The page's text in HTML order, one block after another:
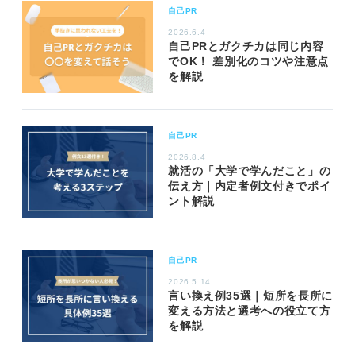
自己PR
2026.6.4
自己PRとガクチカは同じ内容
でOK！ 差別化のコツや注意点
を解説
自己PR
2026.8.4
就活の「大学で学んだこと」の
伝え方｜内定者例文付きでポイ
ント解説
自己PR
2026.5.14
言い換え例35選｜短所を長所に
変える方法と選考への役立て方
を解説